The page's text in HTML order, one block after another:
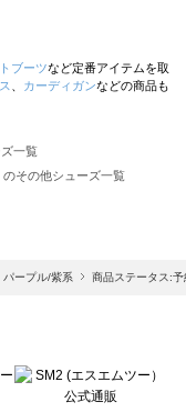
ブーツなど定番アイテムを取
カーディガンなどの商品も
一覧
その他シューズ一覧
他シューズ一覧
ズ一覧
パープル/紫系 商品ステータス:予